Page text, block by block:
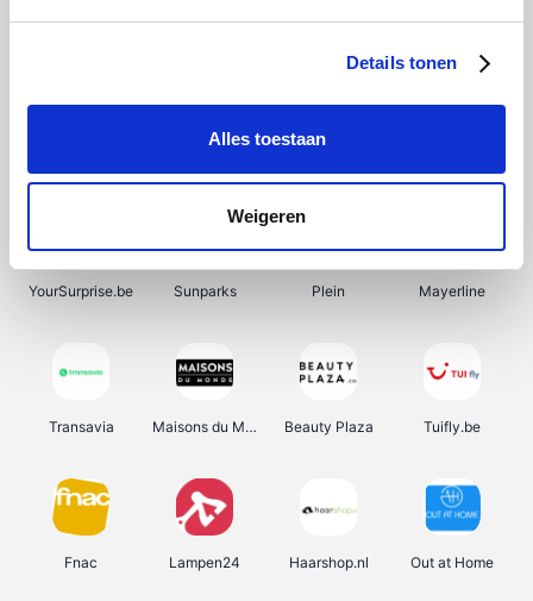
Details tonen
Alles toestaan
Weigeren
SupraBazar Shein Bergfreunde Smartwatchbanden
YourSurprise.be Sunparks Plein Mayerline
Transavia Maisons du Monde Beauty Plaza Tuifly.be
Fnac Lampen24 Haarshop.nl Out at Home